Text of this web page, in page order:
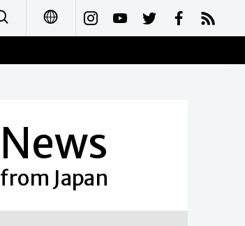
Français
News
from Japan